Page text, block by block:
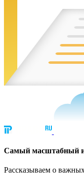
Cамый масштабный
Рассказываем о